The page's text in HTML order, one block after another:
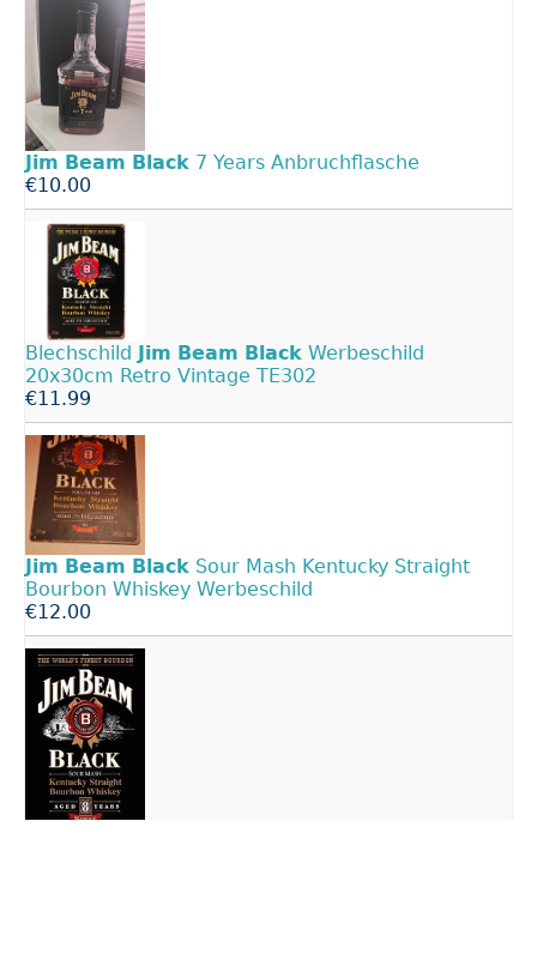
Jim Beam Black 7 Years Anbruchflasche
€10.00
Blechschild Jim Beam Black Werbeschild
20x30cm Retro Vintage TE302
€11.99
Jim Beam Black Sour Mash Kentucky Straight
Bourbon Whiskey Werbeschild
€12.00